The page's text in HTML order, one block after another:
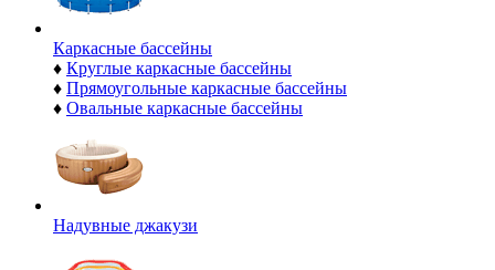
Каркасные бассейны
♦ Круглые каркасные бассейны
♦ Прямоугольные каркасные бассейны
♦ Овальные каркасные бассейны
Надувные джакузи